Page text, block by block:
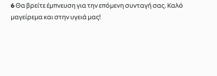
Θα βρείτε έμπνευση για την επόμενη συνταγή σας. Καλό
μαγείρεμα και στην υγειά μας!